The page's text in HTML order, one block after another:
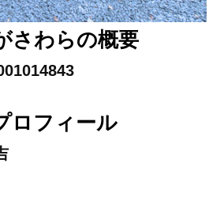
さわらの概要
ロフィール